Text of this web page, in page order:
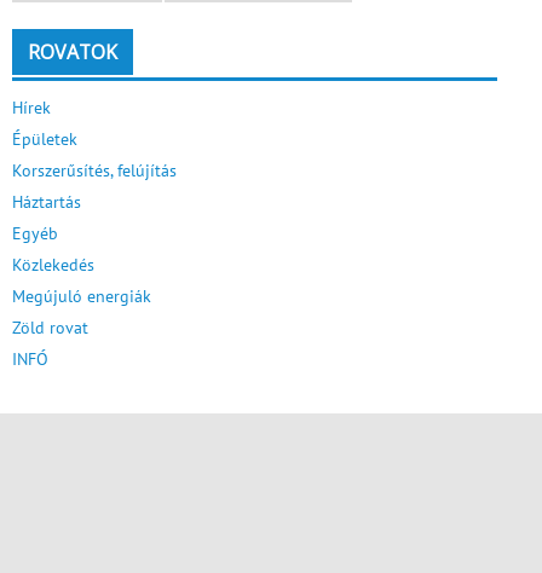
ROVATOK
Hírek
Épületek
Korszerűsítés, felújítás
Háztartás
Egyéb
Közlekedés
Megújuló energiák
Zöld rovat
INFÓ